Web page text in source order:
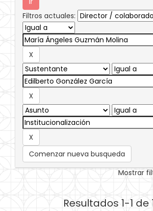
Filtros actuales:
Comenzar nueva busqueda
Mostrar
Resultados 1-1 de